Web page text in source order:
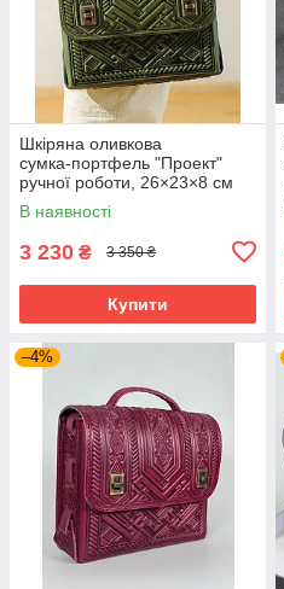
Шкіряна оливкова
сумка‑портфель "Проект"
ручної роботи, 26×23×8 см
В наявності
3 230 ₴ 3 350 ₴
Купити
–4%